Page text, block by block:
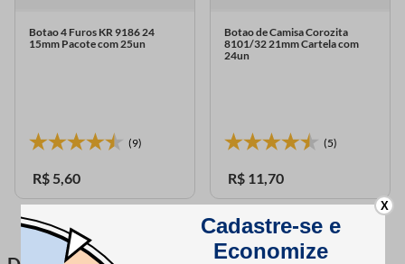
Botao 4 Furos KR 9186 24
15mm Pacote com 25un
(9)
R$ 5,60
Botao de Camisa Corozita
8101/32 21mm Cartela com
24un
(5)
R$ 11,70
X